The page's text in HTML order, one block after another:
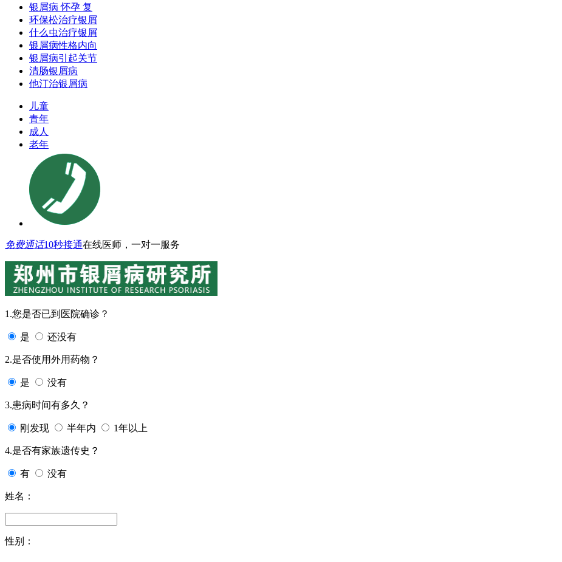
银屑病 怀孕 复
环保松治疗银屑
什么虫治疗银屑
银屑病性格内向
银屑病引起关节
清肠银屑病
他汀治银屑病
儿童
青年
成人
老年
免费通话10秒接通在线医师，一对一服务
1.您是否已到医院确诊？
是 还没有
2.是否使用外用药物？
是 没有
3.患病时间有多久？
刚发现 半年内 1年以上
4.是否有家族遗传史？
有 没有
姓名：
性别：